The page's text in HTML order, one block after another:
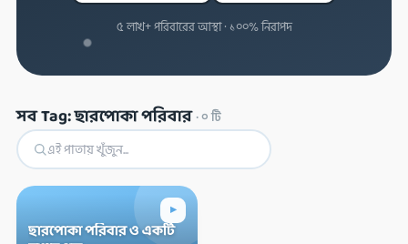
৫ লাখ+ পরিবারের আস্থা · ১০০% নিরাপদ
সব Tag: ছারপোকা পরিবার·০টি
▸
ছারপোকা পরিবার ও একটি